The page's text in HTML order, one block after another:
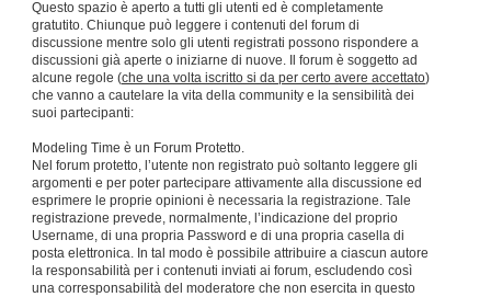
Questo spazio è aperto a tutti gli utenti ed è completamente
gratutito. Chiunque può leggere i contenuti del forum di
discussione mentre solo gli utenti registrati possono rispondere a
discussioni già aperte o iniziarne di nuove. Il forum è soggetto ad
alcune regole (che una volta iscritto si da per certo avere accettato)
che vanno a cautelare la vita della community e la sensibilità dei
suoi partecipanti:
Modeling Time è un Forum Protetto.
Nel forum protetto, l’utente non registrato può soltanto leggere gli
argomenti e per poter partecipare attivamente alla discussione ed
esprimere le proprie opinioni è necessaria la registrazione. Tale
registrazione prevede, normalmente, l’indicazione del proprio
Username, di una propria Password e di una propria casella di
posta elettronica. In tal modo è possibile attribuire a ciascun autore
la responsabilità per i contenuti inviati ai forum, escludendo così
una corresponsabilità del moderatore che non esercita in questo